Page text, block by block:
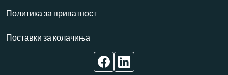
Политика за приватност
Поставки за колачиња